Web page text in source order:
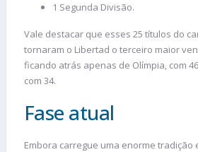
1 Segunda Divisão.
Vale destacar que esses 25 títulos do
tornaram o Libertad o terceiro maior
ficando atrás apenas de Olímpia, com
com 34.
Fase atual
Embora carregue uma enorme tradição